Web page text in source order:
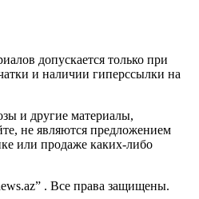
допускается только при
и наличии гиперссылки на
и другие материалы,
не являются предложением
или продаже каких-либо
. Все права защищены.